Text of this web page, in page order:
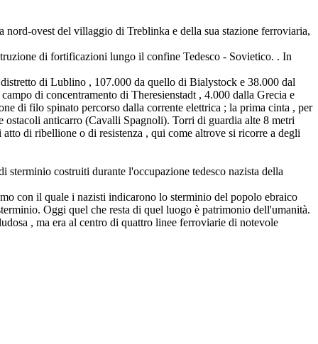
ovest del villaggio di Treblinka e della sua stazione ferroviaria,
di fortificazioni lungo il confine Tedesco - Sovietico. . In
di Lublino , 107.000 da quello di Bialystock e 38.000 dal
di concentramento di Theresienstadt , 4.000 dalla Grecia e
di filo spinato percorso dalla corrente elettrica ; la prima cinta , per
ostacoli anticarro (Cavalli Spagnoli). Torri di guardia alte 8 metri
di ribellione o di resistenza , qui come altrove si ricorre a degli
costruiti durante l'occupazione tedesco nazista della
con il quale i nazisti indicarono lo sterminio del popolo ebraico
Oggi quel che resta di quel luogo è patrimonio dell'umanità.
, ma era al centro di quattro linee ferroviarie di notevole